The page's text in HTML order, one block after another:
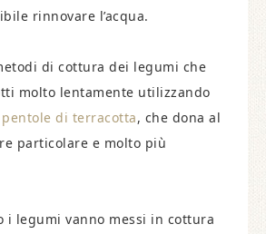
rinnovare l’acqua.
di cottura dei legumi che
molto lentamente utilizzando
pentole di terracotta, che dona al
particolare e molto più
i legumi vanno messi in cottura